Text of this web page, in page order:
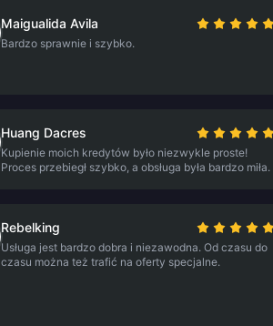
Maigualida Avila
Bardzo sprawnie i szybko.
Huang Dacres
Kupienie moich kredytów było niezwykle proste!
Proces przebiegł szybko, a obsługa była bardzo miła.
Rebelking
Usługa jest bardzo dobra i niezawodna. Od czasu do
czasu można też trafić na oferty specjalne.